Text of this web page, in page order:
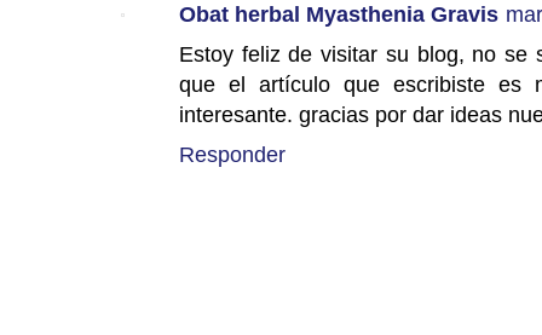
Obat herbal Myasthenia Gravis
Estoy feliz de visitar su blog, no se
que el artículo que escribiste es
interesante. gracias por dar ideas
Responder